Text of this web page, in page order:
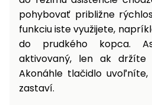
pohybovať približne
funkciu iste využijete,
do prudkého kopca.
aktivovaný, len ak
Akonáhle tlačidlo
zastaví.